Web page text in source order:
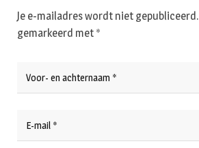
Je e-mailadres wordt niet gepubliceerd.
gemarkeerd met *